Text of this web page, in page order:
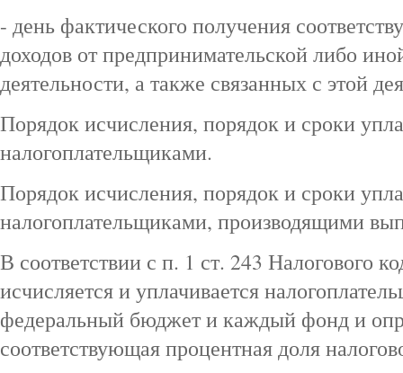
- день фактического получения
доходов от предпринимательской либо
деятельности, а также связанных с этой
Порядок исчисления, порядок и сроки
налогоплательщиками.
Порядок исчисления, порядок и сроки
налогоплательщиками, производящими
В соответствии с п. 1 ст. 243 Налогового
исчисляется и уплачивается
федеральный бюджет и каждый фонд и
соответствующая процентная доля